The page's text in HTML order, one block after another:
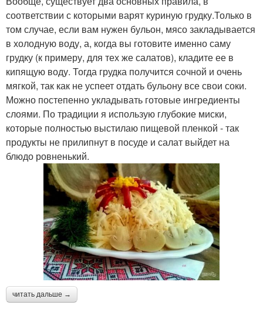
соответствии с которыми варят куриную грудку.Только в
том случае, если вам нужен бульон, мясо закладывается
в холодную воду, а, когда вы готовите именно саму
грудку (к примеру, для тех же салатов), кладите ее в
кипящую воду. Тогда грудка получится сочной и очень
мягкой, так как не успеет отдать бульону все свои соки.
Можно постепенно укладывать готовые ингредиенты
слоями. По традиции я использую глубокие миски,
которые полностью выстилаю пищевой пленкой - так
продукты не прилипнут в посуде и салат выйдет на
блюдо ровненький.
читать дальше →